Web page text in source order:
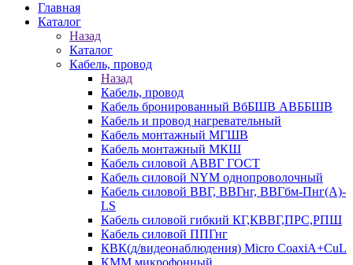
Главная
Каталог
Назад
Каталог
Кабель, провод
Назад
Кабель, провод
Кабель бронированный ВбБШВ АВББШВ
Кабель и провод нагревательный
Кабель монтажный МГШВ
Кабель монтажный МКШ
Кабель силовой АВВГ ГОСТ
Кабель силовой NYM однопроволочный
Кабель силовой ВВГ, ВВГнг, ВВГбм-Пнг(А)-
LS
Кабель силовой гибкий КГ,КВВГ,ПРС,РПШ
Кабель силовой ППГнг
КВК(д/видеонаблюдения) Micro CoaxiA+CuL